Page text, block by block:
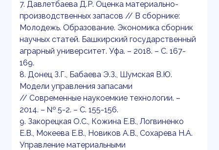
7. Давлетбаева Д.Р. Оценка материально-
производственных запасов // В сборнике:
Молодежь. Образование. Экономика сборник
научных статей. Башкирский государственный
аграрный университет. Уфа. – 2018. – С. 167-
169.
8. Донец З.Г., Бабаева Э.З., Шумская В.Ю.
Модели управления запасами
// Современные наукоемкие технологии. –
2014. – № 5-2. – С. 155-156.
9. Закорецкая О.С., Кожина Е.В., Логвиненко
Е.В., Мокеева Е.В., Новиков А.В., Сохарева Н.А.
Управление материальными